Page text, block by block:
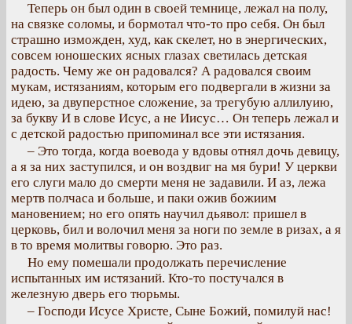
Теперь он был один в своей темнице, лежал на полу,
на связке соломы, и бормотал что-то про себя. Он был
страшно изможден, худ, как скелет, но в энергических,
совсем юношеских ясных глазах светилась детская
радость. Чему же он радовался? А радовался своим
мукам, истязаниям, которым его подвергали в жизни за
идею, за двуперстное сложение, за трегубую аллилуию,
за букву И в слове Исус, а не Иисус… Он теперь лежал и
с детской радостью припоминал все эти истязания.
– Это тогда, когда воевода у вдовы отнял дочь девицу,
а я за них заступился, и он воздвиг на мя бури! У церкви
его слуги мало до смерти меня не задавили. И аз, лежа
мертв полчаса и больше, и паки ожив божиим
мановением; но его опять научил дьявол: пришел в
церковь, бил и волочил меня за ноги по земле в ризах, а я
в то время молитвы говорю. Это раз.
Но ему помешали продолжать перечисление
испытанных им истязаний. Кто-то постучался в
железную дверь его тюрьмы.
– Господи Исусе Христе, Сыне Божий, помилуй нас!